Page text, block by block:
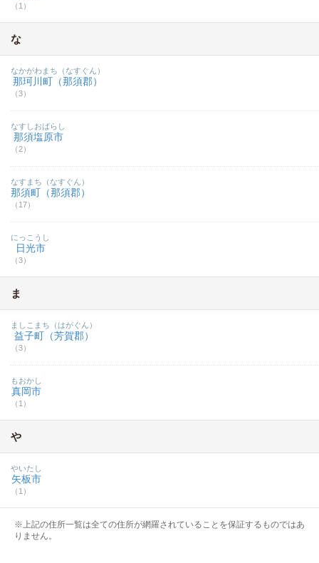
（1）
な
那珂川町（那須郡）
（3）
なかがわまち（なすぐん）
那須塩原市
（2）
なすしおばらし
那須町（那須郡）
（17）
なすまち（なすぐん）
日光市
（3）
にっこうし
ま
益子町（芳賀郡）
（3）
ましこまち（はがぐん）
真岡市
（1）
もおかし
や
矢板市
（1）
やいたし
※上記の住所一覧は全ての住所が網羅されていることを保証するものではあ
りません。